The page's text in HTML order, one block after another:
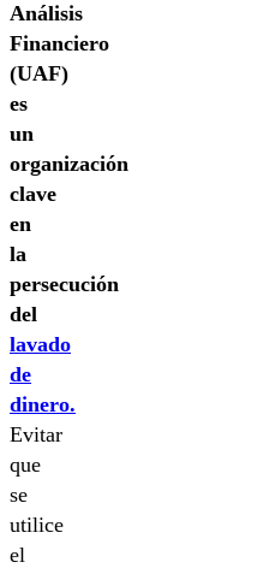
Análisis
Financiero
(UAF)
es
un
organización
clave
en
la
persecución
del
lavado
de
dinero.
Evitar
que
se
utilice
el